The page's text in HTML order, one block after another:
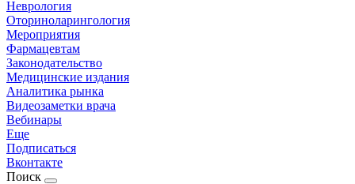
Неврология
Оториноларингология
Мероприятия
Фармацевтам
Законодательство
Медицинские издания
Аналитика рынка
Видеозаметки врача
Вебинары
Еще
Подписаться
Вконтакте
Поиск